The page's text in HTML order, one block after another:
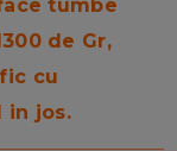
tumbe
de Gr,
cu
in jos.